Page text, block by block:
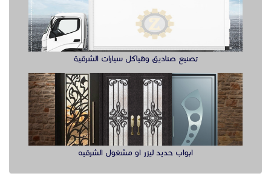
ابواب حديد ليزر او مشغول الشرقيه